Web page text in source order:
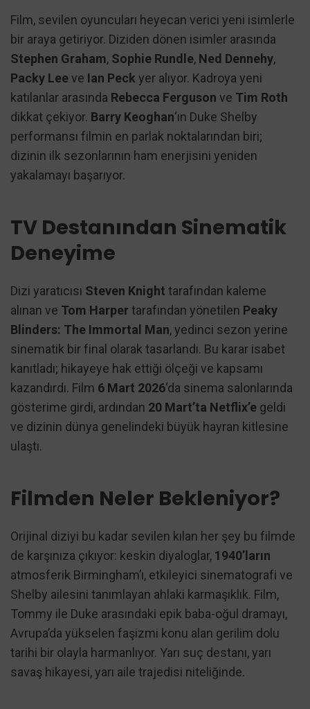
Film, sevilen oyuncuları heyecan verici yeni isimlerle
bir araya getiriyor. Diziden dönen isimler arasında
Stephen Graham, Sophie Rundle, Ned Dennehy,
Packy Leeve Ian Peck yer alıyor. Kadroya yeni
katılanlar arasında Rebecca Ferguson ve Tim Roth
dikkat çekiyor. Barry Keoghan‘ın Duke Shelby
performansı filmin en parlak noktalarından biri;
dizinin ilk sezonlarının ham enerjisini yeniden
yakalamayı başarıyor.
TV Destanından Sinematik
Deneyime
Dizi yaratıcısı Steven Knight tarafından kaleme
alınan ve Tom Harpertarafından yönetilen Peaky
Blinders: The Immortal Man, yedinci sezon yerine
sinematik bir final olarak tasarlandı. Bu karar isabet
kanıtladı; hikayeye hak ettiği ölçeği ve kapsamı
kazandırdı. Film 6 Mart 2026‘da sinema salonlarında
gösterime girdi, ardından 20 Mart’ta Netflix’e geldi
ve dizinin dünya genelindeki büyük hayran kitlesine
ulaştı.
Filmden Neler Bekleniyor?
Orijinal diziyi bu kadar sevilen kılan her şey bu filmde
de karşınıza çıkıyor: keskin diyaloglar, 1940’ların
atmosferik Birmingham’ı, etkileyici sinematografi ve
Shelby ailesini tanımlayan ahlaki karmaşıklık. Film,
Tommy ile Duke arasındaki epik baba-oğul dramayı,
Avrupa’da yükselen faşizmi konu alan gerilim dolu
tarihi bir olayla harmanlıyor. Yarı suç destanı, yarı
savaş hikayesi, yarı aile trajedisi niteliğinde.